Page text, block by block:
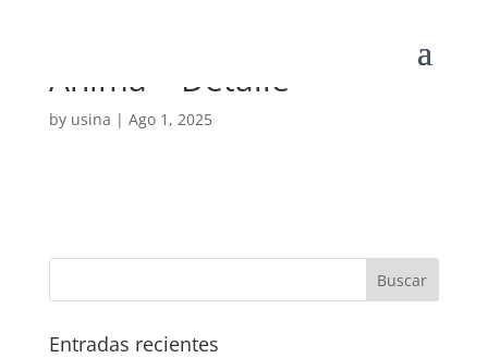
Anima – Detalle
by usina | Ago 1, 2025
Entradas recientes